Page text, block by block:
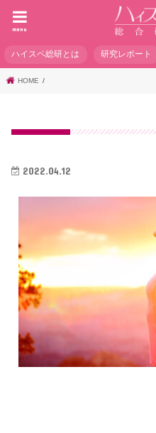
menu
ハイスペ総研とは 研究レポート
HOME
2022.04.12